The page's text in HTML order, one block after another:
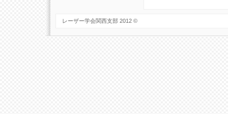
レーザー学会関西支部 2012 ©